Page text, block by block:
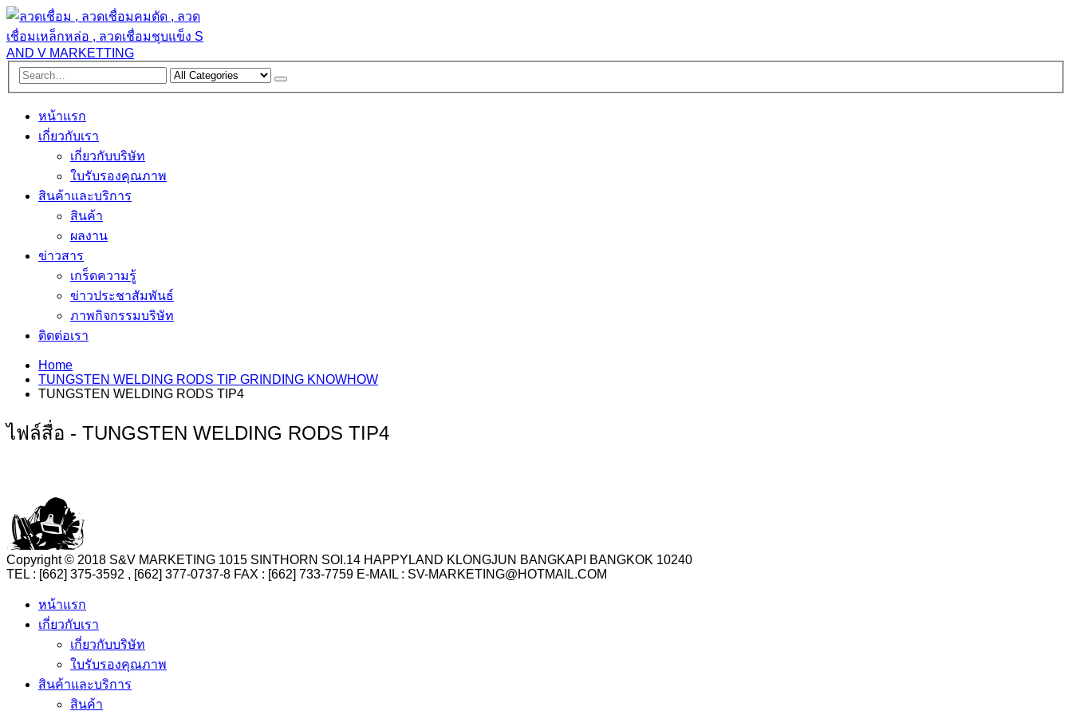
หน้าแรก
เกี่ยวกับเรา
เกี่ยวกับบริษัท
ใบรับรองคุณภาพ
สินค้าและบริการ
สินค้า
ผลงาน
ข่าวสาร
เกร็ดความรู้
ข่าวประชาสัมพันธ์
ภาพกิจกรรมบริษัท
ติดต่อเรา
Home
TUNGSTEN WELDING RODS TIP GRINDING KNOWHOW
TUNGSTEN WELDING RODS TIP4
ไฟล์สื่อ - TUNGSTEN WELDING RODS TIP4
Copyright © 2018 S&V MARKETING 1015 SINTHORN SOI.14 HAPPYLAND KLONGJUN BANGKAPI BANGKOK 10240
TEL : [662] 375-3592 , [662] 377-0737-8 FAX : [662] 733-7759 E-MAIL : SV-MARKETING@HOTMAIL.COM
หน้าแรก
เกี่ยวกับเรา
เกี่ยวกับบริษัท
ใบรับรองคุณภาพ
สินค้าและบริการ
สินค้า